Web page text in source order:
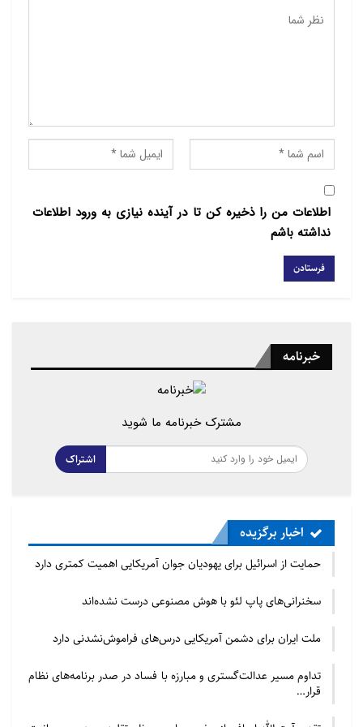
زوج مسیحی در عراق تلفات زیادی
برجای گذاشت +فیلم
اطلاعات من را ذخیره کن تا در آینده نیازی به ورود اطلاعات
نداشته باشم
خبرنامه
مشترک خبرنامه ما شوید
اشتراک
اخبار برگزیده
حمایت از اسرائیل برای یهودیان جوان آمریکایی اهمیت کمتری دارد
سخنرانی‌های پاپ لئو با هوش مصنوعی درست نشده‌اند
ملت ایران برای دشمن آمریکایی درس‌های فراموش‌نشدنی دارد
تداوم مسیر عدالت‌گستری و مبارزه با فساد در صدر برنامه‌های نظام
قرار…